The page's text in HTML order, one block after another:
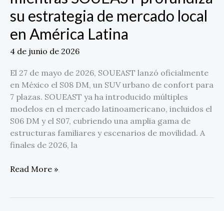
su estrategia de mercado local
en América Latina
4 de junio de 2026
El 27 de mayo de 2026, SOUEAST lanzó oficialmente
en México el S08 DM, un SUV urbano de confort para
7 plazas. SOUEAST ya ha introducido múltiples
modelos en el mercado latinoamericano, incluidos el
S06 DM y el S07, cubriendo una amplia gama de
estructuras familiares y escenarios de movilidad. A
finales de 2026, la
su
estrategia
mercado
local
América
Latina
Read More »